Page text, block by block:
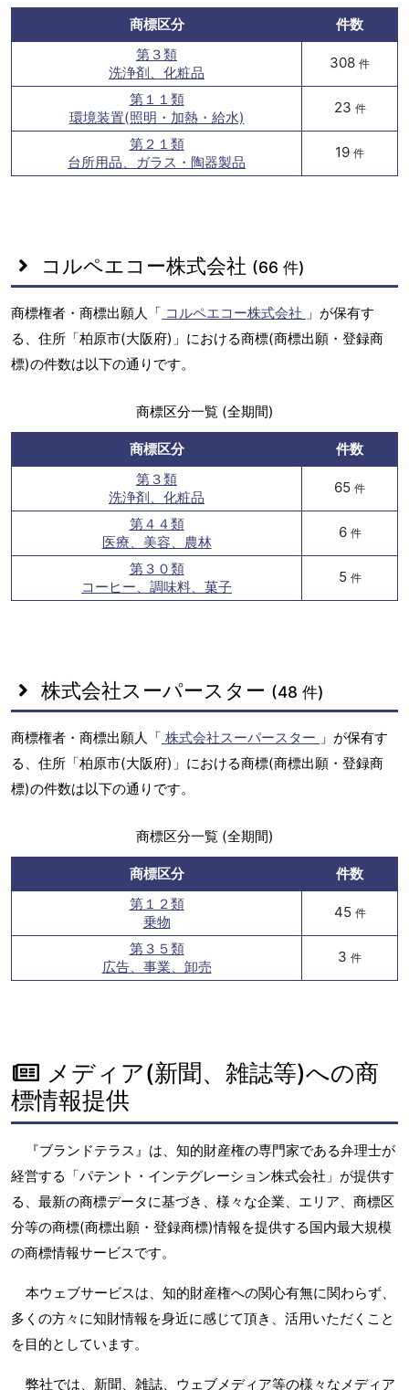
商標区分
件数
第３類
洗浄剤、化粧品
308 件
第１１類
環境装置(照明・加熱・給水)
23 件
第２１類
台所用品、ガラス・陶器製品
19 件
コルペエコー株式会社 (66 件)
商標権者・商標出願人「 コルペエコー株式会社 」が保有す
る、住所「柏原市(大阪府)」における商標(商標出願・登録商
標)の件数は以下の通りです。
商標区分一覧 (全期間)
商標区分
件数
第３類
洗浄剤、化粧品
65 件
第４４類
医療、美容、農林
6 件
第３０類
コーヒー、調味料、菓子
5 件
株式会社スーパースター (48 件)
商標権者・商標出願人「 株式会社スーパースター 」が保有す
る、住所「柏原市(大阪府)」における商標(商標出願・登録商
標)の件数は以下の通りです。
商標区分一覧 (全期間)
商標区分
件数
第１２類
乗物
45 件
第３５類
広告、事業、卸売
3 件
メディア(新聞、雑誌等)への商
標情報提供
『ブランドテラス』は、知的財産権の専門家である弁理士が
経営する「パテント・インテグレーション株式会社」が提供す
る、最新の商標データに基づき、様々な企業、エリア、商標区
分等の商標(商標出願・登録商標)情報を提供する国内最大規模
の商標情報サービスです。
本ウェブサービスは、知的財産権への関心有無に関わらず、
多くの方々に知財情報を身近に感じて頂き、活用いただくこと
を目的としています。
弊社では、新聞、雑誌、ウェブメディア等の様々なメディア